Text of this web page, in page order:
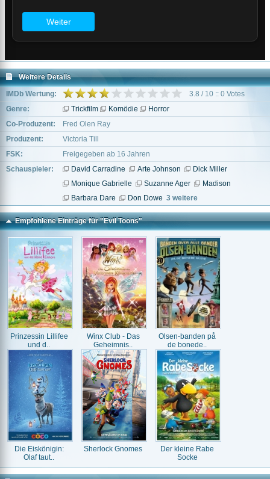
Weitere Details
IMDb Wertung:
3.8 / 10 :: 0 Votes
Genre:
Trickfilm Komödie
Horror
Co-Produzent:
Fred Olen Ray
Produzent:
Victoria Till
FSK:
Freigegeben ab 16 Jahren
Schauspieler:
David Carradine Arte Johnson
Dick Miller
Monique Gabrielle
Suzanne Ager
Madison
Barbara Dare
Don Dowe 3 weitere
Empfohlene Einträge für "Evil Toons"
Prinzessin Lillifee
und d..
Winx Club - Das
Geheimnis..
Olsen-banden på
de bonede..
Die Eiskönigin:
Olaf taut..
Sherlock Gnomes
Der kleine Rabe
Socke